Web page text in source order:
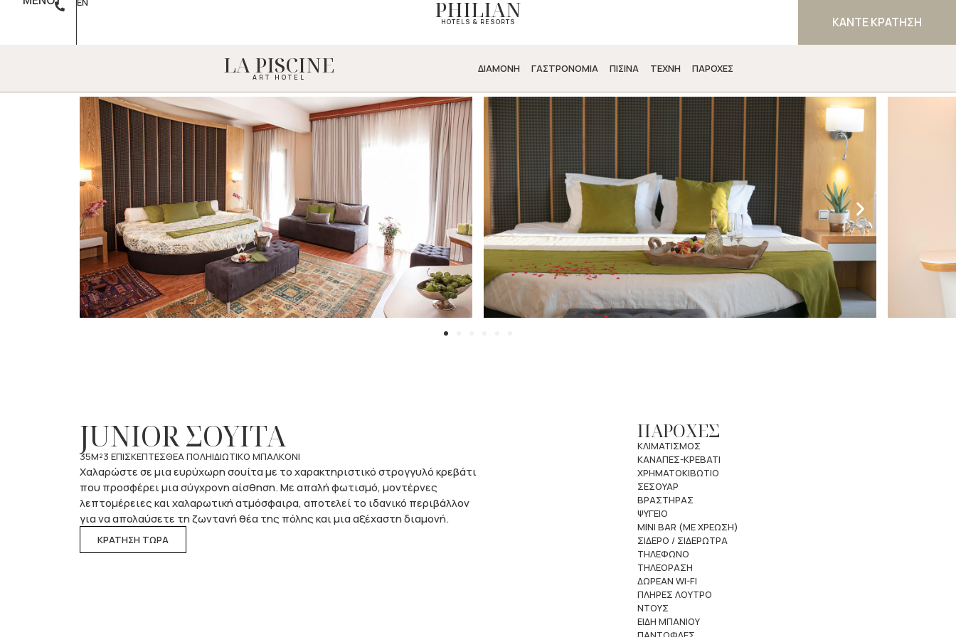
PHILIAN
HOTELS & RESORTS ΚΑΝΤΕ ΚΡΑΤΗΣΗ
LA PISCINE
ART HOTEL
ΔΙΑΜΟΝΗ ΓΑΣΤΡΟΝΟΜΙΑ ΠΙΣΙΝΑ ΤΕΧΝΗ ΠΑΡΟΧΕΣ
JUNIOR ΣΟΥΙΤΑ
35M²3 ΕΠΙΣΚΕΠΤΕΣΘΕΑ ΠΟΛΗΙΔΙΩΤΙΚΟ ΜΠΑΛΚΟΝΙ
Χαλαρώστε σε μια ευρύχωρη σουίτα με το χαρακτηριστικό στρογγυλό κρεβάτι
που προσφέρει μια σύγχρονη αίσθηση. Με απαλή φωτισμό, μοντέρνες
λεπτομέρειες και χαλαρωτική ατμόσφαιρα, αποτελεί το ιδανικό περιβάλλον
για να απολαύσετε τη ζωντανή θέα της πόλης και μια αξέχαστη διαμονή.
ΚΡΑΤΗΣΗ ΤΩΡΑ
ΠΑΡΟΧΕΣ
ΚΛΙΜΑΤΙΣΜΟΣ
ΚΑΝΑΠΕΣ-ΚΡΕΒΑΤΙ
ΧΡΗΜΑΤΟΚΙΒΩΤΙΟ
ΣΕΣΟΥΑΡ
ΒΡΑΣΤΗΡΑΣ
ΨΥΓΕΙΟ
MINI BAR (ΜΕ ΧΡΕΩΣΗ)
ΣΙΔΕΡΟ / ΣΙΔΕΡΩΤΡΑ
ΤΗΛΕΦΩΝΟ
ΤΗΛΕΟΡΑΣΗ
ΔΩΡΕΑΝ WI-FI
ΠΛΗΡΕΣ ΛΟΥΤΡΟ
ΝΤΟΥΣ
ΕΙΔΗ ΜΠΑΝΙΟΥ